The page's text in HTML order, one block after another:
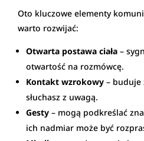
Oto kluczowe elementy
warto rozwijać:
Otwarta postawa ciała –
otwartość na rozmówcę.
Kontakt wzrokowy – buduje
słuchasz z uwagą.
Gesty – mogą podkreślać
ich nadmiar może być